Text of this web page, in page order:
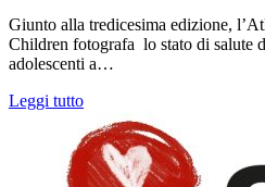
Giunto alla tredicesima edizione,
Children fotografa lo stato di salute
adolescenti a…
Leggi tutto